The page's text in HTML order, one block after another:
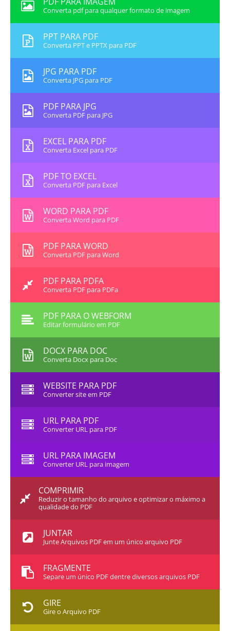
Converta pdf para qualquer formato de imagem
PPT PARA PDF
Converta PPT e PPTX para PDF
JPG PARA PDF
Converta JPG para PDF
PDF PARA JPG
Converta PDF para JPG
EXCEL PARA PDF
Converta Excel para PDF
PDF TO EXCEL
Converta PDF para Excel
WORD PARA PDF
Converta Word para PDF
PDF PARA WORD
Converta PDF para Word
PDF PARA PDFA
Converta PDF para PDFa
PDF PARA O WEBFORM
Editar formulário em PDF
DOCX PARA DOC
Converta Docx para Doc
WEBSITE PARA PDF
Converter site em PDF
URL PARA PDF
Converter URL para PDF
URL PARA IMAGEM
Converter URL para imagem
COMPRIMIR
Reduzir o tamanho do arquivo e optimizar o máximo a
qualidade do PDF
JUNTAR
Junte Arquivos PDF em um único arquivo PDF
FRAGMENTE
Separe um único PDF dentre diversos arquivos PDF
GIRE
Gire o Arquivo PDF